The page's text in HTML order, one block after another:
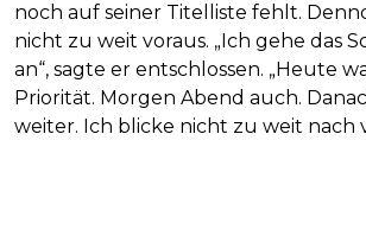
noch auf seiner Titelliste fehlt.
nicht zu weit voraus. „Ich gehe das
an“, sagte er entschlossen. „Heute
Priorität. Morgen Abend auch.
weiter. Ich blicke nicht zu weit nach